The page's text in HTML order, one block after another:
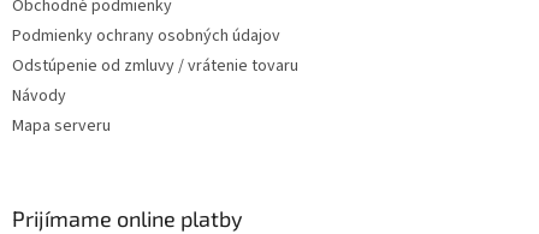
Obchodné podmienky
Podmienky ochrany osobných údajov
Odstúpenie od zmluvy / vrátenie tovaru
Návody
Mapa serveru
Prijímame online platby